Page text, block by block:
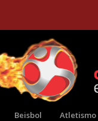
Beisbol Atletismo